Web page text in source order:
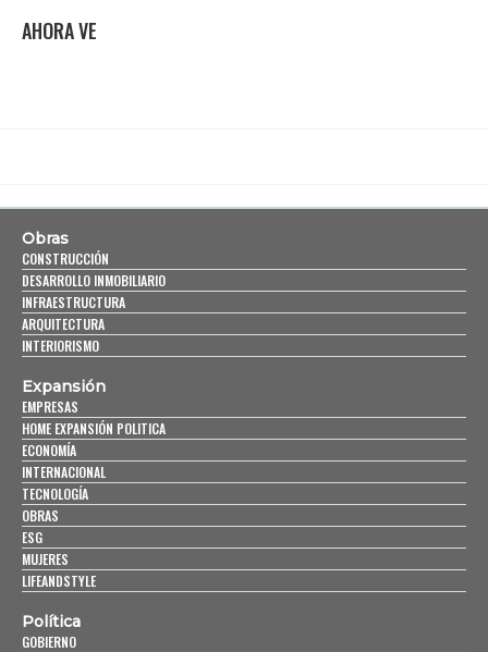
AHORA VE
Obras
CONSTRUCCIÓN
DESARROLLO INMOBILIARIO
INFRAESTRUCTURA
ARQUITECTURA
INTERIORISMO
Expansión
EMPRESAS
HOME EXPANSIÓN POLITICA
ECONOMÍA
INTERNACIONAL
TECNOLOGÍA
OBRAS
ESG
MUJERES
LIFEANDSTYLE
Política
GOBIERNO